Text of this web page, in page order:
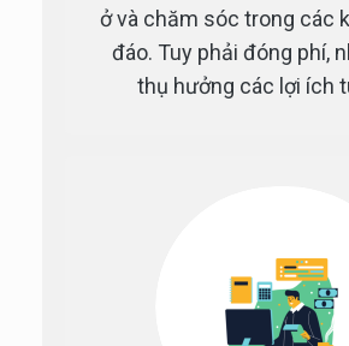
ở và chăm sóc trong các
đáo. Tuy phải đóng phí,
thụ hưởng các lợi ích